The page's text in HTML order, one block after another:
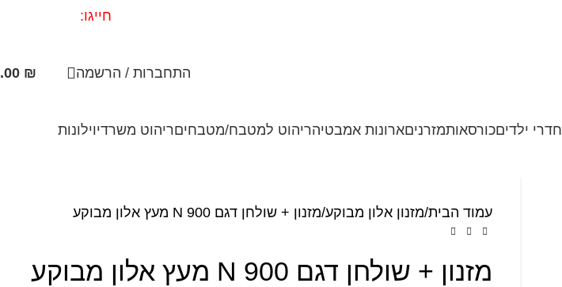
חייגו:
התחברות / הרשמה ₪
חדרי ילדיםכורסאותמזרניםארונות אמבטיהריהוט למטבח/מטבחיםריהוט משרדיוילונות
עמוד הבית מזנון אלון מבוקע מזנון + שולחן דגם N 900 מעץ אלון מבוקע
מזנון + שולחן דגם N 900 מעץ אלון מבוקע